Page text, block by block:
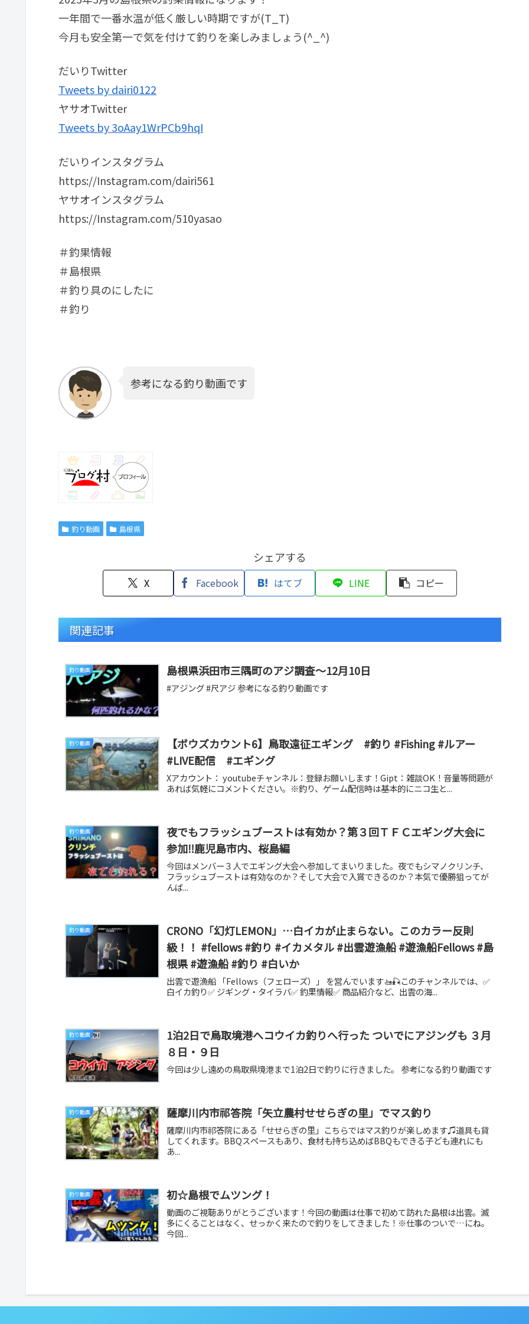
一年間で一番水温が低く厳しい時期ですが(T_T)
今月も安全第一で気を付けて釣りを楽しみましょう(^_^)
だいりTwitter
Tweets by dairi0122
ヤサオTwitter
Tweets by 3oAay1WrPCb9hqI
だいりインスタグラム
https://Instagram.com/dairi561
ヤサオインスタグラム
https://Instagram.com/510yasao
＃釣果情報
＃島根県
＃釣り具のにしたに
＃釣り
参考になる釣り動画です
釣り動画 島根県
シェアする
X Facebook はてブ LINE コピー
関連記事
釣り動画 島根県浜田市三隅町のアジ調査～12月10日
#アジング #尺アジ 参考になる釣り動画です
釣り動画
【ボウズカウント6】鳥取遠征エギング #釣り #Fishing #ルアー
#LIVE配信 #エギング
Xアカウント： youtubeチャンネル：登録お願いします！Gipt：雑談OK！音量等問題が
あれば気軽にコメントください。※釣り、ゲーム配信時は基本的にニコ生と...
釣り動画
夜でもフラッシュブーストは有効か？第３回ＴＦＣエギング大会に
参加‼︎鹿児島市内、桜島編
今回はメンバー３人でエギング大会へ参加してまいりました。夜でもシマノクリンチ、
フラッシュブーストは有効なのか？そして大会で入賞できるのか？本気で優勝狙ってが
んば...
釣り動画
CRONO「幻灯LEMON」…白イカが止まらない。このカラー反則
級！！ #fellows #釣り #イカメタル #出雲遊漁船 #遊漁船Fellows #島
根県 #遊漁船 #釣り #白いか
出雲で遊漁船 「Fellows（フェローズ）」 を営んでいます🚤🎣このチャンネルでは、✅
白イカ釣り✅ ジギング・タイラバ✅ 釣果情報✅ 商品紹介など、出雲の海...
釣り動画
1泊2日で鳥取境港へコウイカ釣りへ行った ついでにアジングも ３月
８日・９日
今回は少し遠めの鳥取県境港まで1泊2日で釣りに行きました。 参考になる釣り動画です
釣り動画 薩摩川内市祁答院「矢立農村せせらぎの里」でマス釣り
薩摩川内市祁答院にある「せせらぎの里」こちらではマス釣りが楽しめます♫道具も貸
してくれます。BBQスペースもあり、食材も持ち込めばBBQもできる子ども連れにも
あ...
釣り動画 初☆島根でムツング！
動画のご視聴ありがとうございます！今回の動画は仕事で初めて訪れた島根は出雲。滅
多にくることはなく、せっかく来たので釣りをしてきました！※仕事のついで…にね。
今回...